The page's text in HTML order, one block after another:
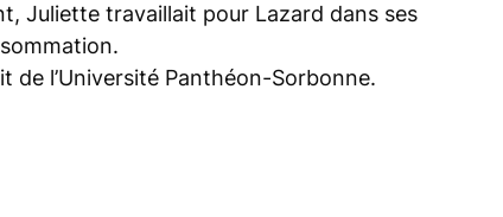
Juliette travaillait pour Lazard dans ses
de l’Université Panthéon-Sorbonne.